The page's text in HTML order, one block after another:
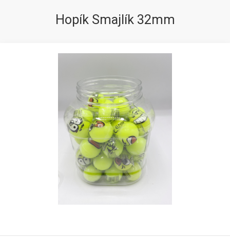
Hopík Smajlík 32mm